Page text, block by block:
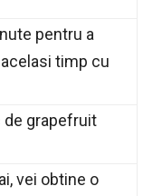
pentru a
timp cu
de grapefruit
vei obtine o